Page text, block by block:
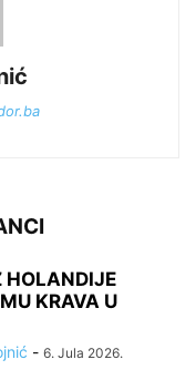
HOLANDIJE
KRAVA U
- 6. Jula 2026.